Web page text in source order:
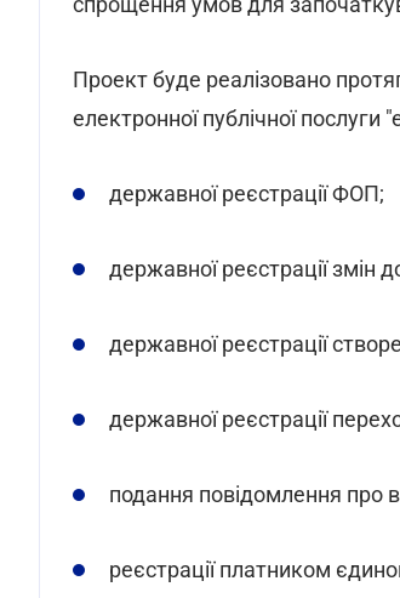
Проект буде реалізовано
електронної публічної
державної реєстрації ФОП;
державної реєстрації
державної реєстрації
державної реєстрації
подання повідомлення про
реєстрації платником